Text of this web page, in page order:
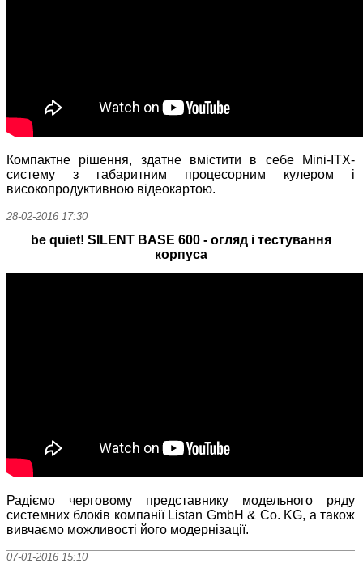
Компактне рішення, здатне вмістити в себе Mini-ITX-
систему з габаритним процесорним кулером і
високопродуктивною відеокартою.
28-02-2016 17:30
be quiet! SILENT BASE 600 - огляд і тестування
корпуса
Радіємо черговому представнику модельного ряду
системних блоків компанії Listan GmbH & Co. KG, а також
вивчаємо можливості його модернізації.
07-01-2016 15:10